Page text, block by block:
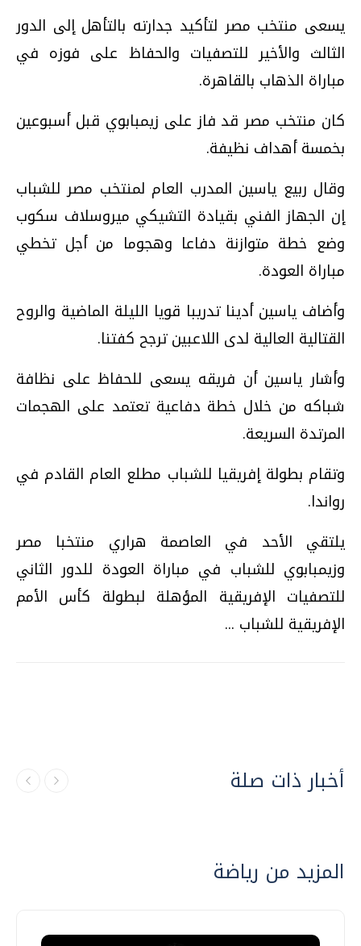
يسعى منتخب مصر لتأكيد جدارته بالتأهل إلى الدور
الثالث والأخير للتصفيات والحفاظ على فوزه في
مباراة الذهاب بالقاهرة.
كان منتخب مصر قد فاز على زيمبابوي قبل أسبوعين
بخمسة أهداف نظيفة.
وقال ربيع ياسين المدرب العام لمنتخب مصر للشباب
إن الجهاز الفني بقيادة التشيكي ميروسلاف سكوب
وضع خطة متوازنة دفاعا وهجوما من أجل تخطي
مباراة العودة.
وأضاف ياسين أدينا تدريبا قويا الليلة الماضية والروح
القتالية العالية لدى اللاعبين ترجح كفتنا.
وأشار ياسين أن فريقه يسعى للحفاظ على نظافة
شباكه من خلال خطة دفاعية تعتمد على الهجمات
المرتدة السريعة.
وتقام بطولة إفريقيا للشباب مطلع العام القادم في
رواندا.
يلتقي الأحد في العاصمة هراري منتخبا مصر
وزيمبابوي للشباب في مباراة العودة للدور الثاني
للتصفيات الإفريقية المؤهلة لبطولة كأس الأمم
الإفريقية للشباب ...
أخبار ذات صلة
المزيد من رياضة